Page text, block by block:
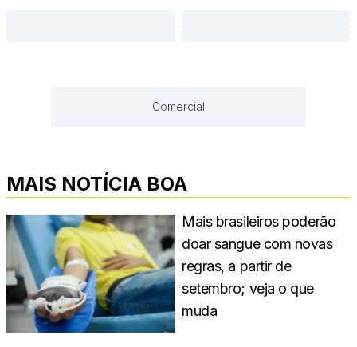
Comercial
MAIS NOTÍCIA BOA
Mais brasileiros poderão
doar sangue com novas
regras, a partir de
setembro; veja o que
muda